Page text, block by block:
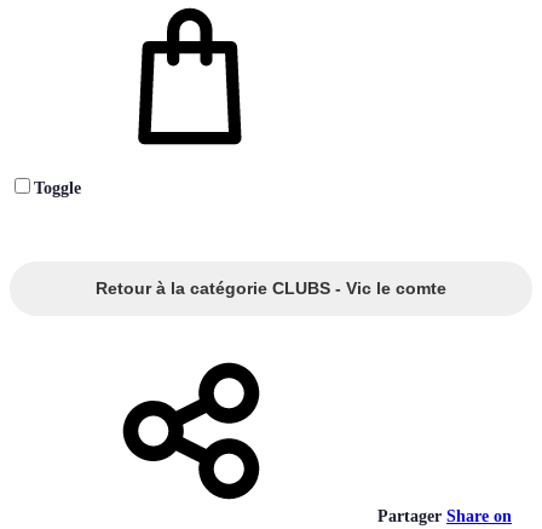
Toggle
Retour à la catégorie CLUBS - Vic le comte
Partager Share on